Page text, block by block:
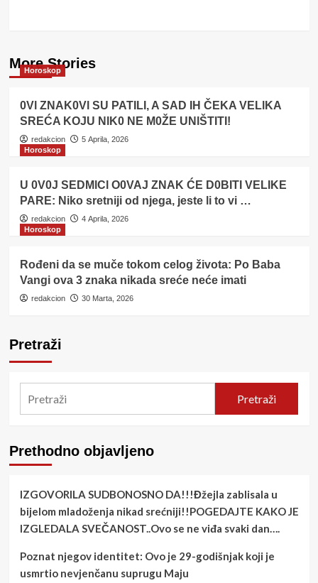
More Stories
Horoskop
0Vl ZNAK0Vl SU PATILI, A SAD IH ČEKA VELlKA
SREĆA KOJU NlK0 NE M0ŽE UNlŠTITI!
redakcion
5 Aprila, 2026
Horoskop
U 0V0J SEDMlCl O0VAJ ZNAK ĆE D0BITI VELIKE
PARE: Niko sretniji od njega, jeste li to vi …
redakcion
4 Aprila, 2026
Horoskop
Rođeni da se muče tokom celog života: Po Baba
Vangi ova 3 znaka nikada sreće neće imati
redakcion 30 Marta, 2026
Pretraži
Pretraži
Prethodno objavljeno
IZGOVORILA SUDBONOSNO DA!!!Đžejla zablisala u
bijelom mladoženja nikad srećniji!!POGEDAJTE KAKO JE
IZGLEDALA SVEČANOST..Ovo se ne viđa svaki dan….
Poznat njegov identitet: Ovo je 29-godišnjak koji je
usmrtio nevjenčanu suprugu Maju